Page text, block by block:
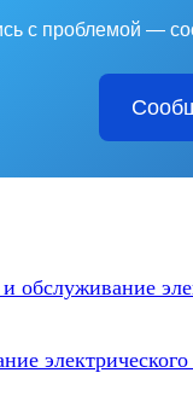
с проблемой —
обслуживание